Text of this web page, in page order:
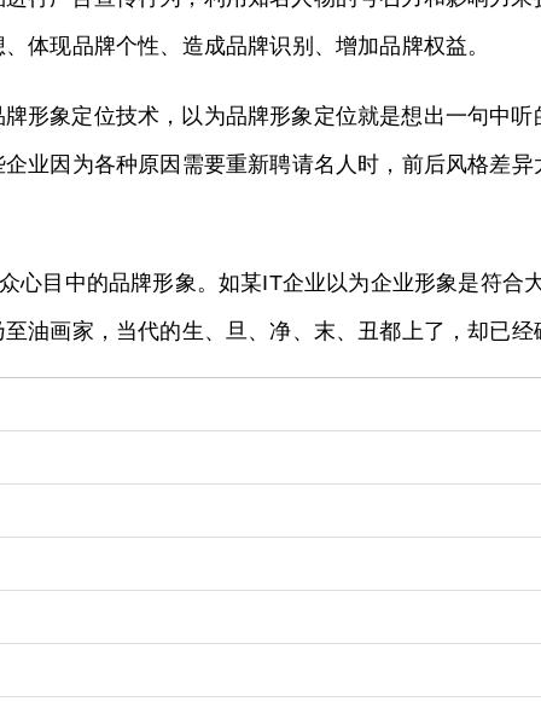
体现品牌个性、造成品牌识别、增加品牌权益。
形象定位技术，以为品牌形象定位就是想出一句中
业因为各种原因需要重新聘请名人时，前后风格差
心目中的品牌形象。如某IT企业以为企业形象是符
油画家，当代的生、旦、净、末、丑都上了，却已经